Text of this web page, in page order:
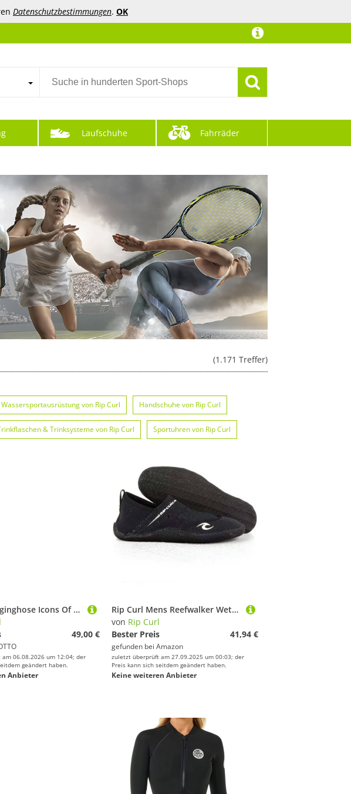
Datenschutzbestimmungen. OK
Laufschuhe Fahrräder
(1.171 Treffer)
Wassersportausrüstung von Rip Curl Handschuhe von Rip Curl
& Trinksysteme von Rip Curl Sportuhren von Rip Curl
Rip Curl Jogginghose Icons Of Surf Trainingshose
49,00 €
06.08.2026 um 12:04; der
geändert haben.
Anbieter
Rip Curl Mens Reefwalker Wetsuit Shoe WBO1AM - Black Footwear - 10
von Rip Curl
Bester Preis
41,94 €
gefunden bei Amazon
zuletzt überprüft am 27.09.2025 um 00:03; der
Preis kann sich seitdem geändert haben.
Keine weiteren Anbieter